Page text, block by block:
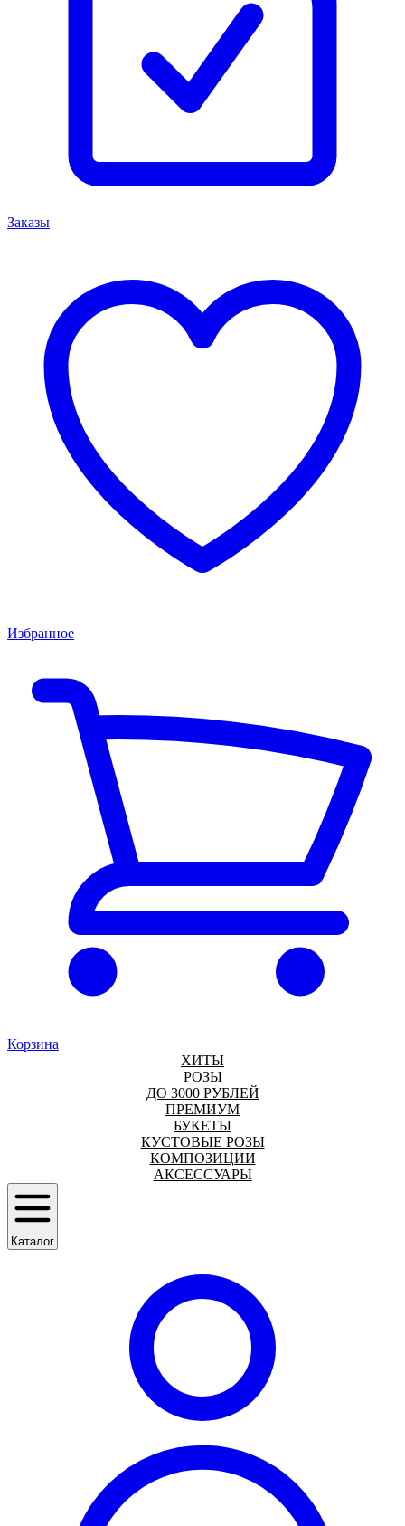
Заказы
Избранное
Корзина
ХИТЫ
РОЗЫ
ДО 3000 РУБЛЕЙ
ПРЕМИУМ
БУКЕТЫ
КУСТОВЫЕ РОЗЫ
КОМПОЗИЦИИ
АКСЕССУАРЫ
Каталог